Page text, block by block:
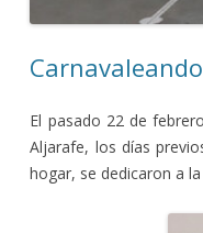
El pasado 22 de
Aljarafe, los días
hogar, se dedicaron a